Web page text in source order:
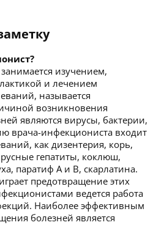
изучением,
и лечением
называется
возникновения
являются вирусы, бактерии,
врача-инфекциониста входит
как дизентерия, корь,
гепатиты, коклюш,
паратиф А и В, скарлатина.
предотвращение этих
ведется работа
Наиболее эффективным
болезней является